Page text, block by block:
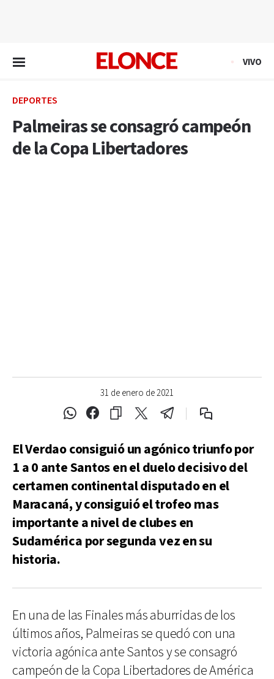
VIVO
DEPORTES
Palmeiras se consagró campeón
de la Copa Libertadores
31 de enero de 2021
El Verdao consiguió un agónico triunfo por
1 a 0 ante Santos en el duelo decisivo del
certamen continental disputado en el
Maracaná, y consiguió el trofeo mas
importante a nivel de clubes en
Sudamérica por segunda vez en su
historia.
En una de las Finales más aburridas de los
últimos años, Palmeiras se quedó con una
victoria agónica ante Santos y se consagró
campeón de la Copa Libertadores de América